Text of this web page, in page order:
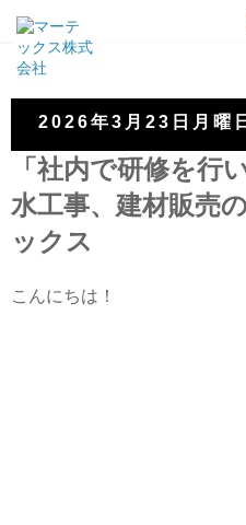
2026年3月23日月曜日
「社内で研修を行
水工事、建材販売
ックス
こんにちは！